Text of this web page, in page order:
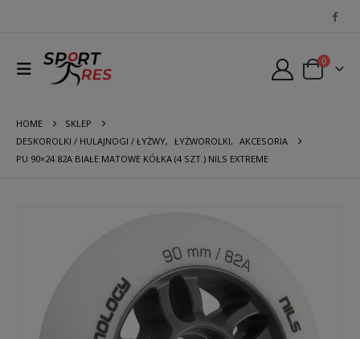
0
HOME
SKLEP
DESKOROLKI / HULAJNOGI / ŁYŻWY, ŁYŻWOROLKI, AKCESORIA
PU 90×24 82A BIAŁE MATOWE KÓŁKA (4 SZT.) NILS EXTREME